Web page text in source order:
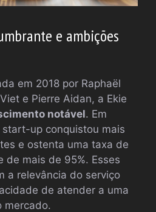
e ambições
em 2018 por Raphaël
e Pierre Aidan, a Ekie
notável. Em
start-up conquistou mais
e ostenta uma taxa de
de mais de 95%. Esses
a relevância do serviço
de atender a uma
mercado.